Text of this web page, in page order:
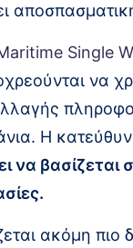
Single
να
Η
να βασίζεται
ακόμη πιο